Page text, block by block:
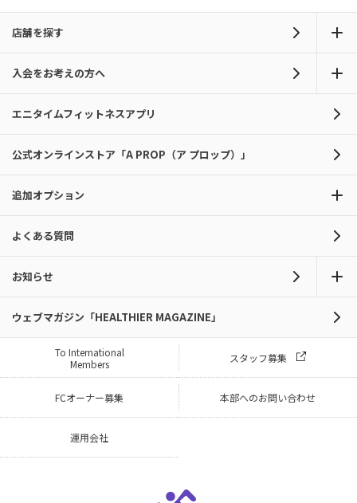
店舗を探す
入会をお考えの方へ
エニタイムフィットネスアプリ
公式オンラインストア「A PROP（ア プロップ）」
追加オプション
よくある質問
お知らせ
ウェブマガジン「HEALTHIER MAGAZINE」
To International
Members
スタッフ募集
FCオーナー募集 本部へのお問い合わせ
運用会社